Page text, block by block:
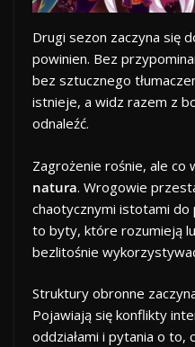
Drugi sezon zaczyna się
powinien. Bez
bez sztucznego
istnieje, a widz razem z
odnaleźć.
Zagrożenie rośnie, ale co
natura. Wrogowie
chaotycznymi istotami do
to byty, które rozumieją
bezlitośnie
Struktury obronne
Pojawiają się konflikty
oddziałami i pytania o to,